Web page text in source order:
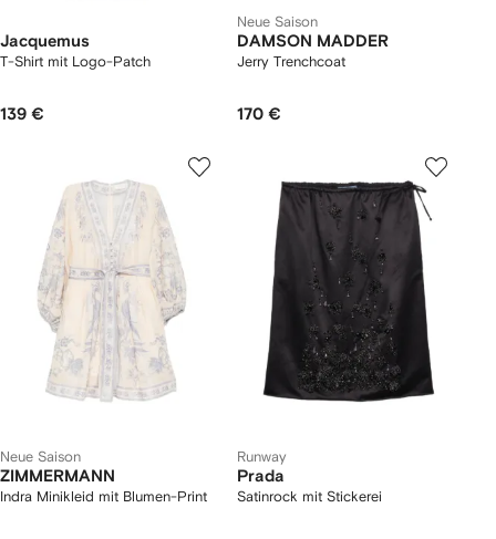
Jacquemus
T-Shirt mit Logo-Patch
139 €
Neue Saison
DAMSON MADDER
Jerry Trenchcoat
170 €
Neue Saison
ZIMMERMANN
Indra Minikleid mit Blumen-Print
Runway
Prada
Satinrock mit Stickerei